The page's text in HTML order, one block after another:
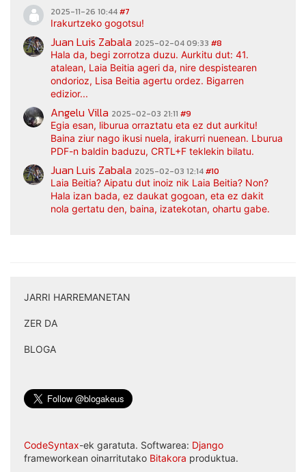
2025-11-26 10:44#7
Irakurtzeko gogotsu!
Juan Luis Zabala 2025-02-04 09:33 #8
Hala da, begi zorrotza duzu. Aurkitu dut: 41.
atalean, Laia Beitia ageri da, nire despistearen
ondorioz, Lisa Beitia agertu ordez. Bigarren
edizior...
Angelu Villa 2025-02-03 21:11 #9
Egia esan, liburua orraztatu eta ez dut aurkitu!
Baina ziur nago ikusi nuela, irakurri nuenean. Lburua
PDF-n baldin baduzu, CRTL+F teklekin bilatu.
Juan Luis Zabala 2025-02-03 12:14#10
Laia Beitia? Aipatu dut inoiz nik Laia Beitia? Non?
Hala izan bada, ez daukat gogoan, eta ez dakit
nola gertatu den, baina, izatekotan, ohartu gabe.
JARRI HARREMANETAN
ZER DA
BLOGA
CodeSyntax-ek garatuta. Softwarea: Django
frameworkean oinarritutako Bitakora produktua.